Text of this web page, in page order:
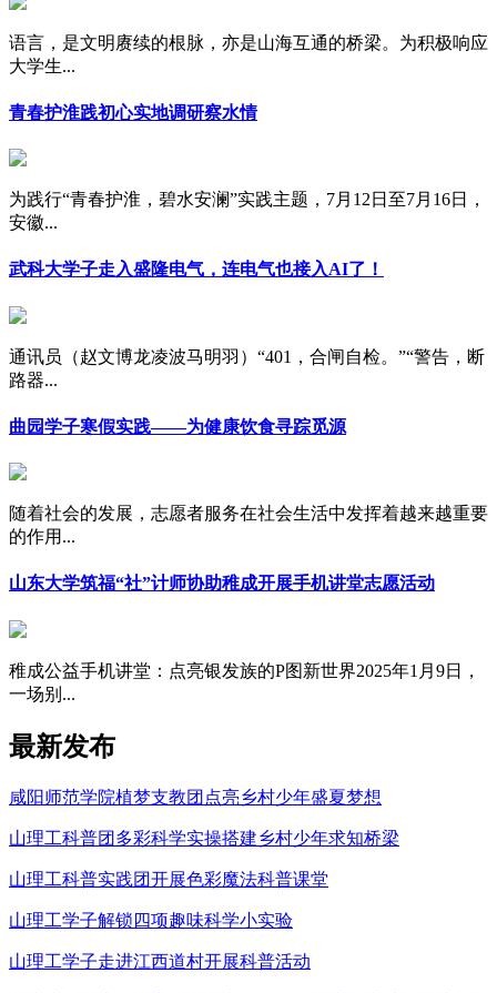
语言，是文明赓续的根脉，亦是山海互通的桥梁。为积极响应
大学生...
青春护淮践初心实地调研察水情
为践行“青春护淮，碧水安澜”实践主题，7月12日至7月16日，
安徽...
武科大学子走入盛隆电气，连电气也接入AI了！
通讯员（赵文博龙凌波马明羽）“401，合闸自检。”“警告，断
路器...
曲园学子寒假实践——为健康饮食寻踪觅源
随着社会的发展，志愿者服务在社会生活中发挥着越来越重要
的作用...
山东大学筑福“社”计师协助稚成开展手机讲堂志愿活动
稚成公益手机讲堂：点亮银发族的P图新世界2025年1月9日，
一场别...
最新发布
咸阳师范学院植梦支教团点亮乡村少年盛夏梦想
山理工科普团多彩科学实操搭建乡村少年求知桥梁
山理工科普实践团开展色彩魔法科普课堂
山理工学子解锁四项趣味科学小实验
山理工学子走进江西道村开展科普活动